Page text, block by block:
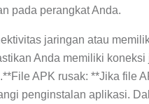
pada perangkat Anda.
jaringan atau
Anda memiliki koneksi
APK rusak: **Jika file
penginstalan aplikasi.